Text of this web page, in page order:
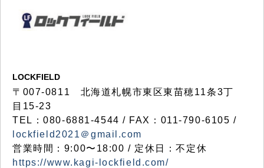
LOCKFIELD
〒007-0811 北海道札幌市東区東苗穂11条3丁
目15-23
TEL：080-6881-4544 / FAX：011-790-6105 /
lockfield2021＠gmail.com
営業時間：9:00〜18:00 / 定休日：不定休
https://www.kagi-lockfield.com/